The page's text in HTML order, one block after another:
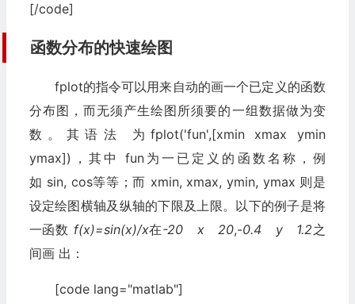
[/code]
函数分布的快速绘图
fplot的指令可以用来自动的画一个已定义的函数
分布图，而无须产生绘图所须要的一组数据做为变
数。其语法 为fplot('fun',[xmin xmax ymin
ymax])，其中 fun为一已定义的函数名称，例
如 sin, cos等等；而 xmin, xmax, ymin, ymax 则是
设定绘图横轴及纵轴的下限及上限。以下的例子是将
一函数 f(x)=sin(x)/x在-20 x 20,-0.4 y 1.2之
间画 出：
[code lang="matlab"]